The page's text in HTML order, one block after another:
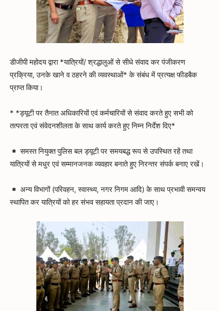
डीजीपी महोदय द्वारा *यात्रियों/ श्रद्धालुओं से सीधे संवाद कर पंजीकरण
प्रक्रिया, उनके खाने व ठहरने की व्यवस्थाओं* के संबंध में प्रत्यक्ष फीडबैक
प्राप्त किया।
* *ड्यूटी पर तैनात अधिकारियों एवं कर्मचारियों से संवाद करते हुए सभी को
तत्परता एवं संवेदनशीलता के साथ कार्य करते हुए निम्न निर्देश दिए*
समस्त नियुक्त पुलिस बल ड्यूटी पर समयबद्ध रूप से उपस्थित रहें तथा
यात्रियों से मधुर एवं सम्मानजनक व्यवहार बनाते हुए निरन्तर संपर्क बनाए रखें।
अन्य विभागों (परिवहन, स्वास्थ्य, नगर निगम आदि) के साथ प्रभावी समन्वय
स्थापित कर यात्रियों को हर संभव सहायता प्रदान की जाए।